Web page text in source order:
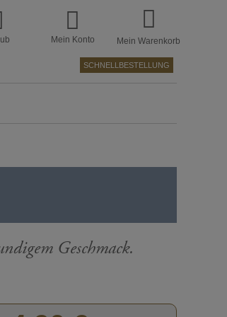
Mein Konto Mein Warenkorb
SCHNELLBESTELLUNG
Geschmack.